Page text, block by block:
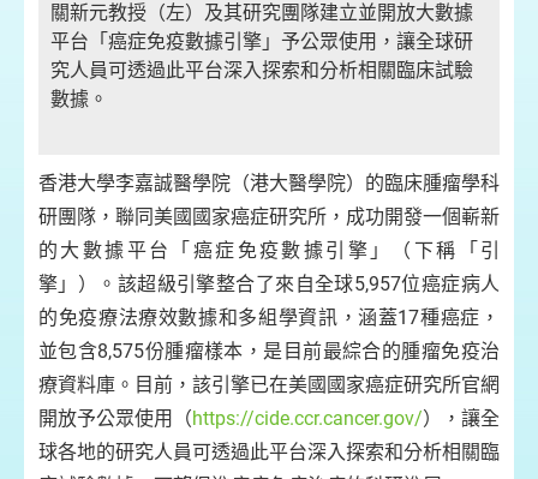
關新元教授（左）及其研究團隊建立並開放大數據
平台「癌症免疫數據引擎」予公眾使用，讓全球研
究人員可透過此平台深入探索和分析相關臨床試驗
數據。
香港大學李嘉誠醫學院（港大醫學院）的臨床腫瘤學科
研團隊，聯同美國國家癌症研究所，成功開發一個嶄新
的大數據平台「癌症免疫數據引擎」（下稱「引
擎」）。該超級引擎整合了來自全球5,957位癌症病人
的免疫療法療效數據和多組學資訊，涵蓋17種癌症，
並包含8,575份腫瘤樣本，是目前最綜合的腫瘤免疫治
療資料庫。目前，該引擎已在美國國家癌症研究所官網
開放予公眾使用（https://cide.ccr.cancer.gov/），讓全
球各地的研究人員可透過此平台深入探索和分析相關臨